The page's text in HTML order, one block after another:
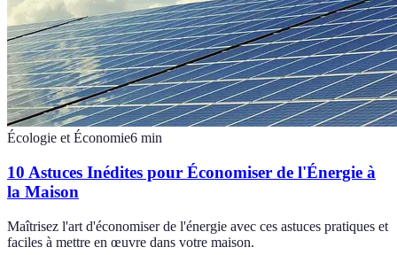
Écologie et Économie6 min
10 Astuces Inédites pour Économiser de l'Énergie à
la Maison
Maîtrisez l'art d'économiser de l'énergie avec ces astuces pratiques et
faciles à mettre en œuvre dans votre maison.